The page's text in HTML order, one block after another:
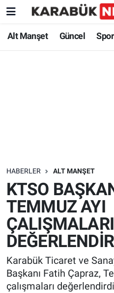
Alt Manşet Güncel Spor
HABERLER ALT MANŞET
KTSO
TEMMUZ AYI
Karabük Ticaret ve
Başkanı Fatih Çapraz,
çalışmaları